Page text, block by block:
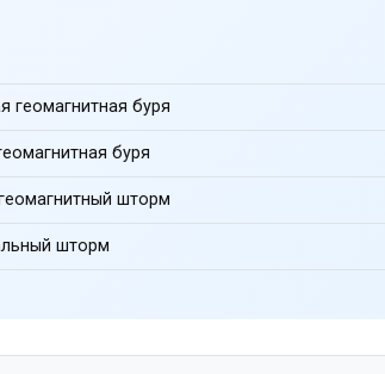
геомагнитная буря
буря
шторм
шторм